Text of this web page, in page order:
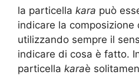
la particella kara può
indicare la composizione
utilizzando sempre il
indicare di cosa è fatto.
particella karaè